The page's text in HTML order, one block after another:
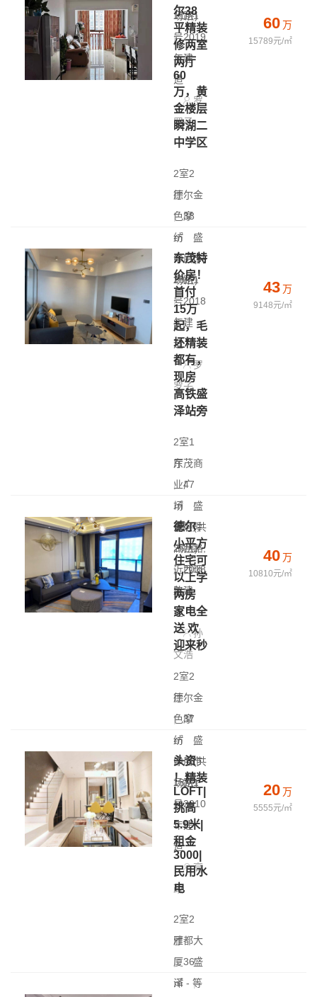
11层)
|
2019
年建
造
罗
罗子
场路1
号
尔38
平精装
修两室
两厅
60
万，黄
金楼层
瞬湖二
中学区
2室2
厅
|
38
㎡
|
中层(共
20层)
|
2018
年建
造
罗
罗子
德尔金
色摩
纺
盛
泽 - 市
场路1
号
60万
15789元/㎡
东茂特
价房！
首付
15万
起，毛
坯精装
都有，
现房
高铁盛
泽站旁
2室1
厅
|
47
㎡
|
低层(共
25层)
|
2018
年建
造
孙
文浩
东茂商
业广
场
盛
泽 - 舜
湖西路,
近西环
路
43万
9148元/㎡
德尔
小平方
住宅可
以上学
两房
家电全
送 欢
迎来秒
2室2
厅
|
37
㎡
|
中层(共
18层)
|
2010
年建
造
高
政
德尔金
色摩
纺
盛
泽 - 市
场路1
号
40万
10810元/㎡
头资
！精装
LOFT|
挑高
5.9米|
租金
3000|
民用水
电
2室2
厅
|
36
㎡
|
雅都大
厦
盛
泽 - 等
20万
5555元/㎡